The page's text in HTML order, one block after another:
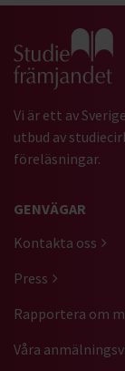
Gå till
Vi är ett av
utbud av
föreläsningar.
GENVÄGAR
Kontakta oss
Press
Rapportera om
Våra